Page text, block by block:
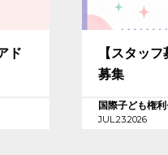
ド
【スタッ
募集
国際子ども権利
JUL.23.2026